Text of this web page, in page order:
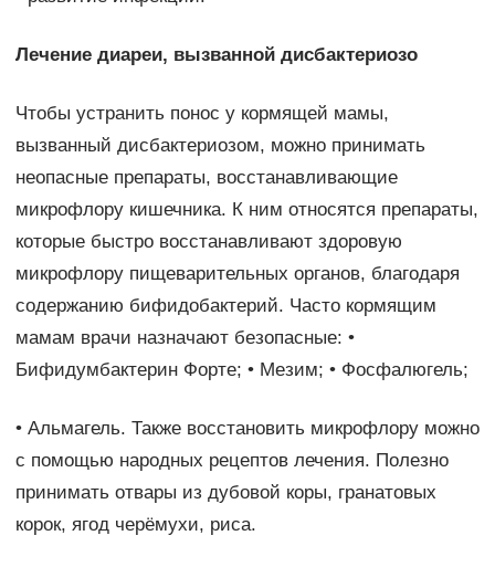
Лечение диареи, вызванной дисбактериозо
Чтобы устранить понос у кормящей мамы,
вызванный дисбактериозом, можно принимать
неопасные препараты, восстанавливающие
микрофлору кишечника. К ним относятся препараты,
которые быстро восстанавливают здоровую
микрофлору пищеварительных органов, благодаря
содержанию бифидобактерий. Часто кормящим
мамам врачи назначают безопасные: •
Бифидумбактерин Форте; • Мезим; • Фосфалюгель;
• Альмагель. Также восстановить микрофлору можно
с помощью народных рецептов лечения. Полезно
принимать отвары из дубовой коры, гранатовых
корок, ягод черёмухи, риса.